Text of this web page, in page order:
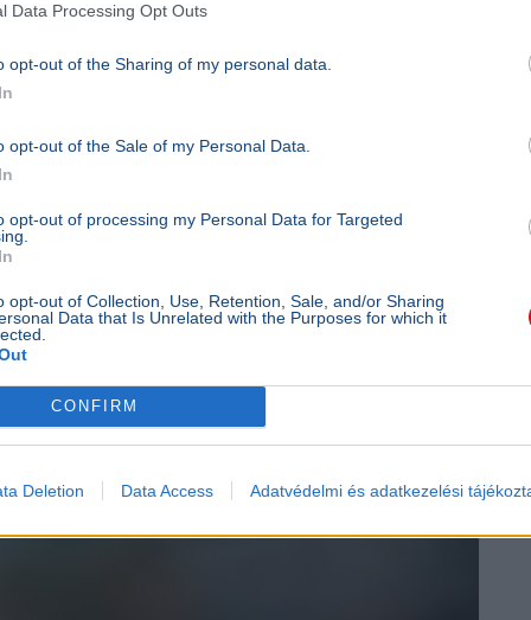
Data Processing Opt Outs
opt-out of the Sharing of my personal data.
opt-out of the Sale of my Personal Data.
opt-out of processing my Personal Data for Targeted
opt-out of Collection, Use, Retention, Sale, and/or Sharing
Data that Is Unrelated with the Purposes for which it
CONFIRM
Deletion Data Access Adatvédelmi és adatkezelési
le Yan Diomandét - Ő